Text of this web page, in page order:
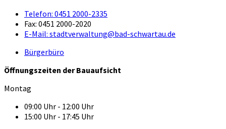
Telefon: 0451 2000-2335
Fax: 0451 2000-2020
E-Mail: stadtverwaltung@bad-schwartau.de
Bürgerbüro
Öffnungszeiten der Bauaufsicht
Montag
09:00 Uhr - 12:00 Uhr
15:00 Uhr - 17:45 Uhr